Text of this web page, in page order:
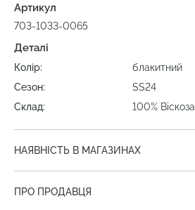
Артикул
703-1033-0065
Деталі
Колір:
блакитний
Сезон:
SS24
Склад:
100% Віскоза
НАЯВНІСТЬ В МАГАЗИНАХ
ПРО ПРОДАВЦЯ